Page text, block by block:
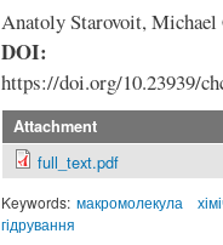
Anatoly Starovoit,
DOI:
https://doi.org/10.23939/
Attachment
full_text.pdf
Keywords: макромолекула
гідрування